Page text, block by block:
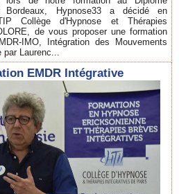
Bordeaux, Hypnose33 a décidé en
Collège d'Hypnose et Thérapies
de vous proposer une formation
IMO, Intégration des Mouvements
par Laurenc...
EMDR Intégrative